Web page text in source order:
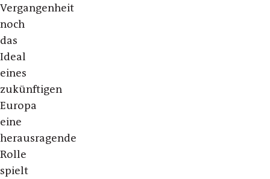
Vergangenheit
noch
das
Ideal
eines
zukünftigen
Europa
eine
herausragende
Rolle
spielt